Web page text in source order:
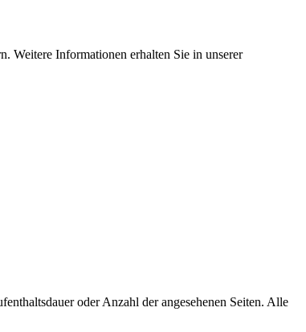
Weitere Informationen erhalten Sie in unserer
oder Anzahl der angesehenen Seiten. Alle